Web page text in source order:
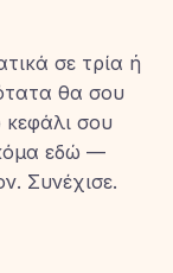
σε τρία ή
θα σου
κεφάλι σου
εδώ —
Συνέχισε.